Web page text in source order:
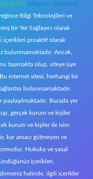
0 726 Telegram: @karabul
Bilgi Teknolojileri ve
bir Yer Sağlayıcı olarak
içerikleri proaktif olarak
bulunmamaktadır. Ancak,
taşımakta olup, siteye üye
internet sitesi, herhangi bir
bulunmamaktadır.
paylaşılmaktadır. Burada yer
gerçek kurum ve kişiler
kurum ve kişiler ile isim
kar amacı gütmeyen ve
Hukuka ve yasal
içerikleri,
halinde, ilgili içerikler